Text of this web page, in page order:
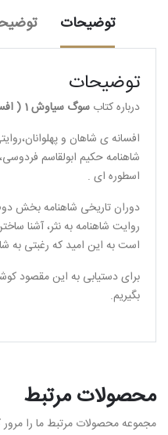
توضیحات
توضیحات
درباره کتاب سوگ سیاوش 1 ( افسانه های شاهان و پهلوانان )
افسانه ی شاهان و
شاهنامه حکیم ابولقاسم
اسطوره ای .
دوران تاریخی شاهنامه بخش
روایت شاهنامه به نثر، آشنا
است به این امید که رغبتی به
برای دستیابی به این مقصود
بگیریم.
محصولات مرتبط
مجموعه محصولات مرتبط ما را مرور